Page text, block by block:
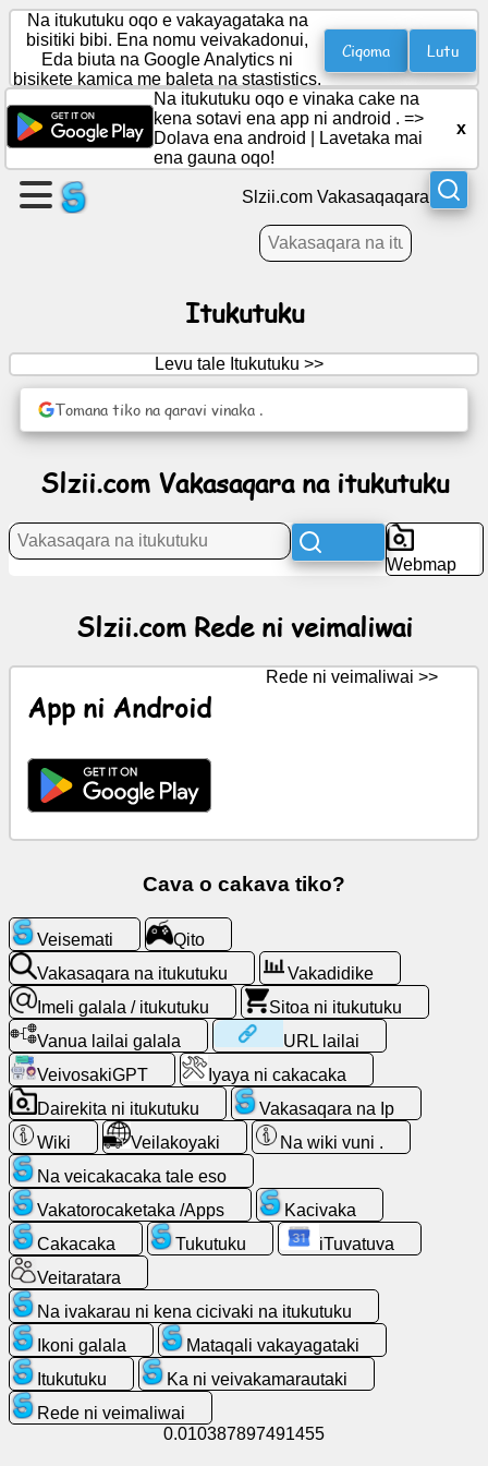
Cakava
e
dua
draunipepa
iTuvatuva
veivakamarautaki
galala
VeivosakiGPT
Veitaratara
Qito
Vakasaqara
na
itukutuku
Imeli
galala
/
itukutuku
Vakadidike
Sitoa
ni
itukutuku
Vakatorocaketaka
Na itukutuku oqo e vakayagataka na
bisitiki bibi. Ena nomu veivakadonui,
Eda biuta na Google Analytics ni
bisikete kamica me baleta na stastistics.
Ciqoma Lutu
Na itukutuku oqo e vinaka cake na
kena sotavi ena app ni android . =>
Dolava ena android
Lavetaka mai
ena gauna oqo!
x
Slzii.com Vakasaqaqara
Itukutuku
Levu tale Itukutuku >>
Tomana tiko na qaravi vinaka .
Slzii.com Vakasaqara na itukutuku
Webmap
Slzii.com Rede ni veimaliwai
App ni Android
Rede ni veimaliwai >>
Cava o cakava tiko?
Veisemati
Qito
Vakasaqara na itukutuku
Vakadidike
Imeli galala / itukutuku
Sitoa ni itukutuku
Vanua lailai galala
URL lailai
VeivosakiGPT
Iyaya ni cakacaka
Dairekita ni itukutuku
Vakasaqara na Ip
Wiki
Veilakoyaki
Na wiki vuni .
Na veicakacaka tale eso
Vakatorocaketaka /Apps
Kacivaka
Cakacaka
Tukutuku
iTuvatuva
Veitaratara
Na ivakarau ni kena cicivaki na itukutuku
Ikoni galala
Mataqali vakayagataki
Itukutuku
Ka ni veivakamarautaki
Rede ni veimaliwai
0.010387897491455